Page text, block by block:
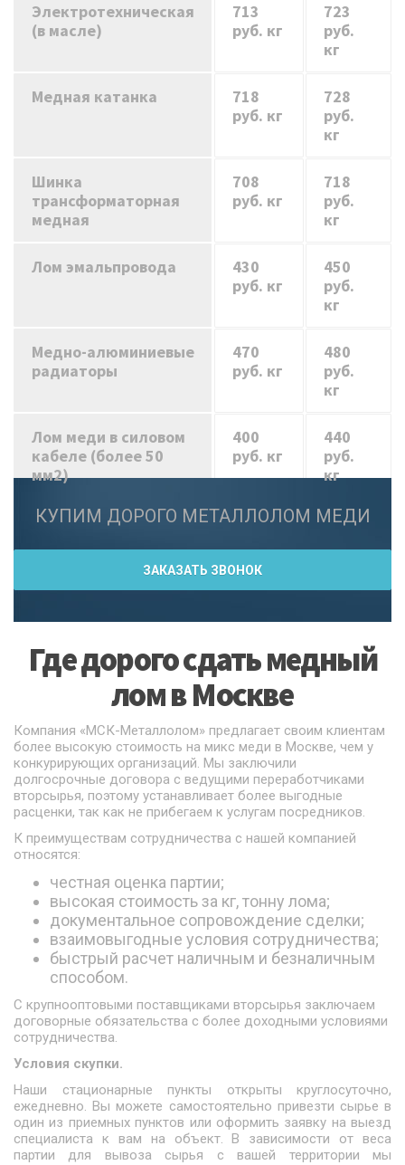
Электротехническая
(в масле)
713
руб. кг
723
руб.
кг
Медная катанка
718
руб. кг
728
руб.
кг
Шинка
трансформаторная
медная
708
руб. кг
718
руб.
кг
Лом эмальпровода
430
руб. кг
450
руб.
кг
Медно-алюминиевые
радиаторы
470
руб. кг
480
руб.
кг
Лом меди в силовом
кабеле (более 50
мм2)
400
руб. кг
440
руб.
кг
КУПИМ ДОРОГО МЕТАЛЛОЛОМ МЕДИ
ЗАКАЗАТЬ ЗВОНОК
Где дорого сдать медный
лом в Москве
Компания «МСК-Металлолом» предлагает своим клиентам
более высокую стоимость на микс меди в Москве, чем у
конкурирующих организаций. Мы заключили
долгосрочные договора с ведущими переработчиками
вторсырья, поэтому устанавливает более выгодные
расценки, так как не прибегаем к услугам посредников.
К преимуществам сотрудничества с нашей компанией
относятся:
честная оценка партии;
высокая стоимость за кг, тонну лома;
документальное сопровождение сделки;
взаимовыгодные условия сотрудничества;
быстрый расчет наличным и безналичным
способом.
С крупнооптовыми поставщиками вторсырья заключаем
договорные обязательства с более доходными условиями
сотрудничества.
Условия скупки.
Наши стационарные пункты открыты круглосуточно,
ежедневно. Вы можете самостоятельно привезти сырье в
один из приемных пунктов или оформить заявку на выезд
специалиста к вам на объект. В зависимости от веса
партии для вывоза сырья с вашей территории мы